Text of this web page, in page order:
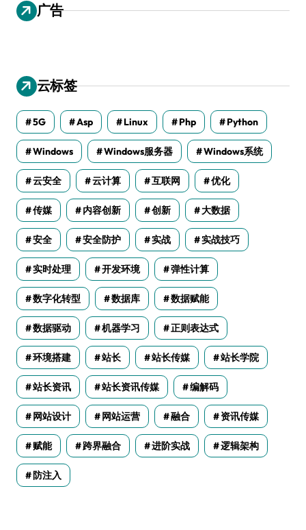
广告
云标签
5G Asp Linux Php Python
Windows Windows服务器 Windows系统
云安全 云计算 互联网 优化
传媒 内容创新 创新 大数据
安全 安全防护 实战 实战技巧
实时处理 开发环境 弹性计算
数字化转型 数据库 数据赋能
数据驱动 机器学习 正则表达式
环境搭建 站长 站长传媒 站长学院
站长资讯 站长资讯传媒 编解码
网站设计 网站运营 融合 资讯传媒
赋能 跨界融合 进阶实战 逻辑架构
防注入